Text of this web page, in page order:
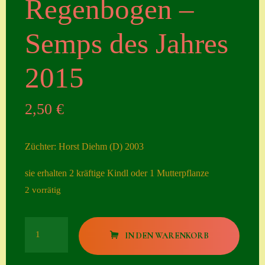
Seiten
Account
rung
mit Semps
Gästebuch
Regenbogen –
Semps des Jahres
2015
2,50€
Züchter: Horst Diehm (D) 2003
sie erhalten 2 kräftige Kindl oder 1 Mutterpflanze
2 vorrätig
IN DEN WARENKORB